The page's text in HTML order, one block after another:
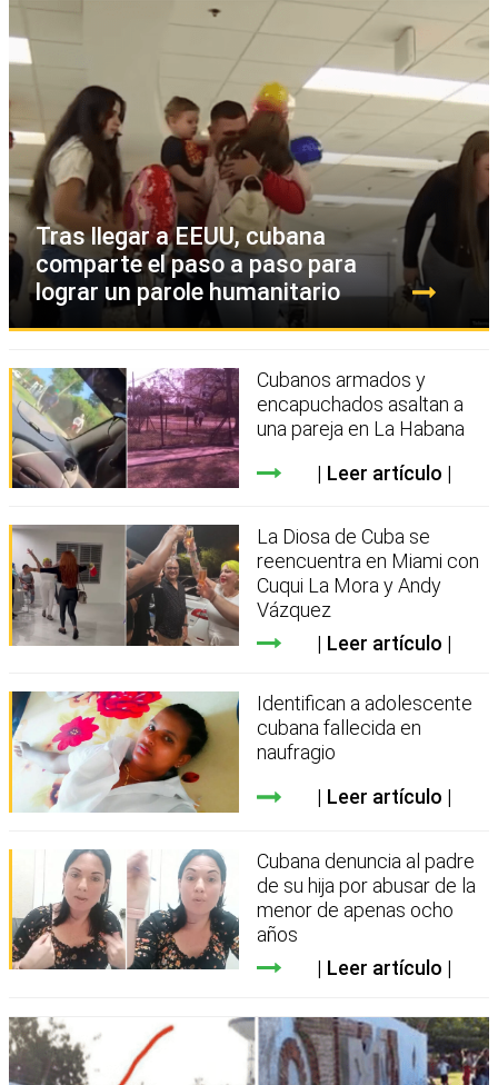
Tras llegar a EEUU, cubana
comparte el paso a paso para
lograr un parole humanitario
Cubanos armados y
encapuchados asaltan a
una pareja en La Habana
Leer artículo
La Diosa de Cuba se
reencuentra en Miami con
Cuqui La Mora y Andy
Vázquez
Leer artículo
Identifican a adolescente
cubana fallecida en
naufragio
Leer artículo
Cubana denuncia al padre
de su hija por abusar de la
menor de apenas ocho
años
Leer artículo